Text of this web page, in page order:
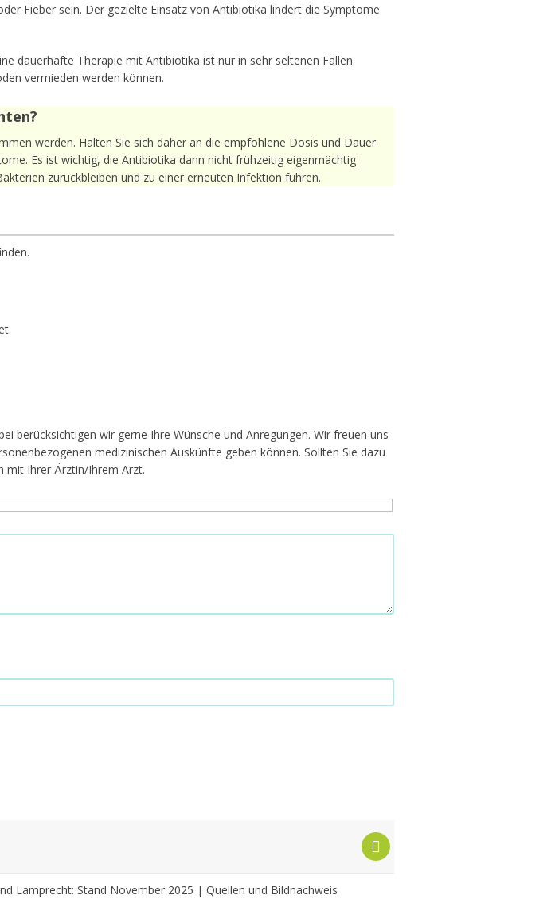
Fieber sein. Der gezielte Einsatz von Antibiotika lindert die Symptome
dauerhafte Therapie mit Antibiotika ist nur in sehr seltenen Fällen
vermieden werden können.
werden. Halten Sie sich daher an die empfohlene Dosis und Dauer
Es ist wichtig, die Antibiotika dann nicht frühzeitig eigenmächtig
zurückbleiben und zu einer erneuten Infektion führen.
berücksichtigen wir gerne Ihre Wünsche und Anregungen. Wir freuen uns
medizinischen Auskünfte geben können. Sollten Sie dazu
mit Ihrer Ärztin/Ihrem Arzt.
Lamprecht: Stand November 2025 | Quellen und Bildnachweis